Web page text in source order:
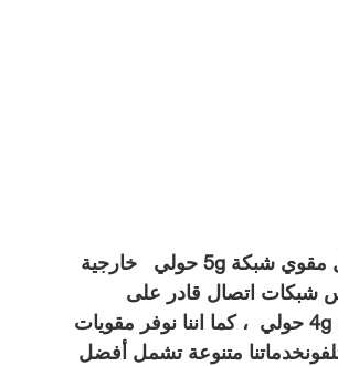
متاح بسعر رخيص وجودة عالية ضمن محلاتنا في حولي  ، نقدم افضل مقوي شبكة 5g حولي   خارجية
شبكات اتصال قادر على
توصيل افضل مقوي شبكة الجوال التلفون مع توصيل مقوي سيرفس 4g حولي  ، كما اننا نوفر مقويات
متنوعة تشمل أفضل